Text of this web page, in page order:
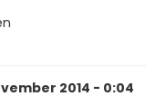
2014 - 0:04